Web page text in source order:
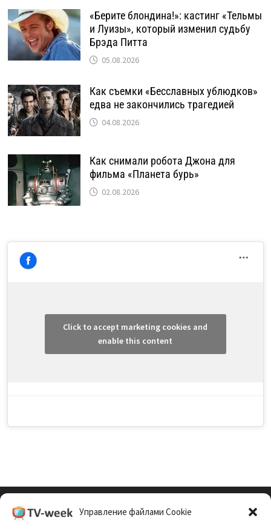
Управление файлами Cookie
«Берите блондина!»: кастинг «Тельмы
и Луизы», который изменил судьбу
Брэда Питта
05.08.2026
Как съемки «Бесславных ублюдков»
едва не закончились трагедией
04.08.2026
Как снимали робота Джона для
фильма «Планета бурь»
02.08.2026
Click to accept marketing cookies and
enable this content